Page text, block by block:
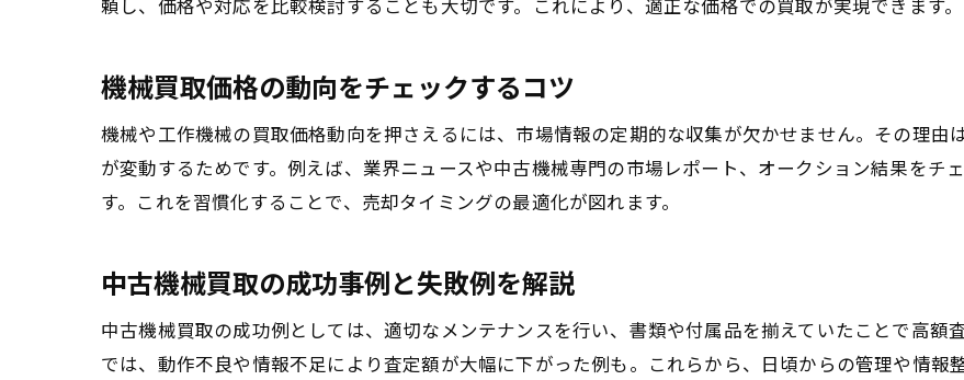
機械買取価格の動向をチェックするコツ
機械や工作機械の買取価格動向を押さえるには、市場情報の定期的な収集が欠かせません。その理由
が変動するためです。例えば、業界ニュースや中古機械専門の市場レポート、オークション結果をチ
す。これを習慣化することで、売却タイミングの最適化が図れます。
中古機械買取の成功事例と失敗例を解説
中古機械買取の成功例としては、適切なメンテナンスを行い、書類や付属品を揃えていたことで高額
では、動作不良や情報不足により査定額が大幅に下がった例も。これらから、日頃からの管理や情報